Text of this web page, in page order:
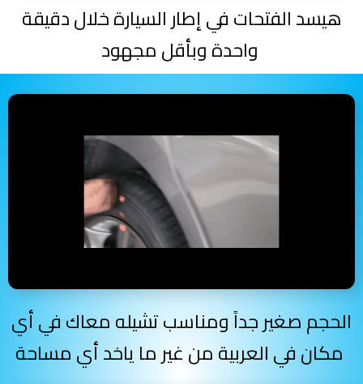
هيسد الفتحات في إطار السيارة خلال دقيقة
الحجم صغير جداً ومناسب تشيله معاك في أي